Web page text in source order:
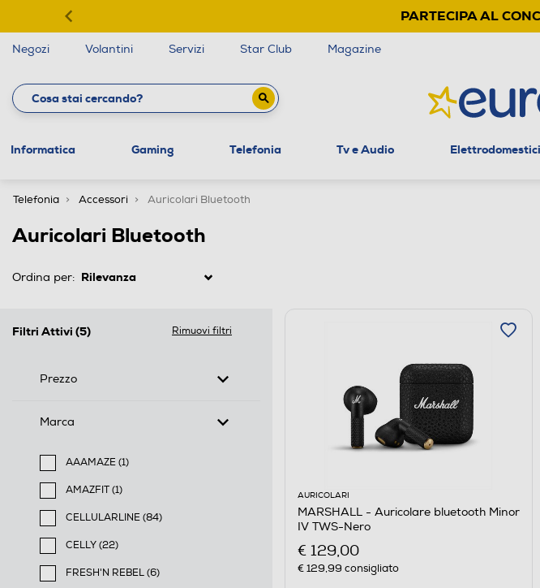
PARTECIPA AL
Negozi Volantini Servizi Star Club Magazine
Informatica Gaming Telefonia Tv e Audio Elettrodomestici
Telefonia Accessori Auricolari Bluetooth
Auricolari Bluetooth
Ordina per:
Filtri Attivi (5) Rimuovi filtri
Prezzo
Marca
AAAMAZE (1)
Filtra per Marca: AAAMAZE
AMAZFIT (1)
Filtra per Marca: AMAZFIT
CELLULARLINE (84)
Filtra per Marca: CELLULARLINE
CELLY (22)
Filtra per Marca: CELLY
FRESH'N REBEL (6)
AURICOLARI
MARSHALL - Auricolare bluetooth Minor
IV TWS-Nero
€ 129,00
€ 129,99 consigliato